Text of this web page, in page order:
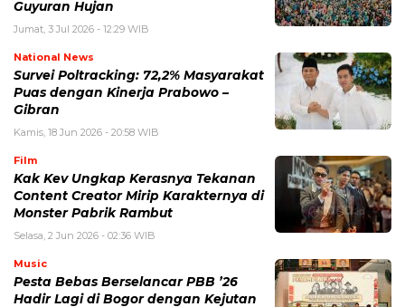
Guyuran Hujan
Jumat, 3 Jul 2026 - 12:29 WIB
National News
Survei Poltracking: 72,2% Masyarakat
Puas dengan Kinerja Prabowo –
Gibran
Kamis, 18 Jun 2026 - 20:58 WIB
Film
Kak Kev Ungkap Kerasnya Tekanan
Content Creator Mirip Karakternya di
Monster Pabrik Rambut
Selasa, 2 Jun 2026 - 02:36 WIB
Music
Pesta Bebas Berselancar PBB ’26
Hadir Lagi di Bogor dengan Kejutan